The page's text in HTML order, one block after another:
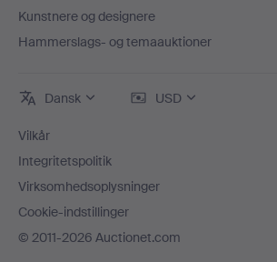
Kunstnere og designere
Hammerslags- og temaauktioner
Dansk USD
Vilkår
Integritetspolitik
Virksomhedsoplysninger
Cookie-indstillinger
© 2011-2026 Auctionet.com